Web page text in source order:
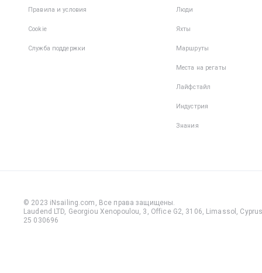
Правила и условия
Cookie
Служба поддержки
Люди
Яхты
Маршруты
Места на регаты
Лайфстайл
Индустрия
Знания
© 2023 iNsailing.com, Все права защищены.
Laudend LTD, Georgiou Xenopoulou, 3, Office G2, 3106, Limassol,
25 030696